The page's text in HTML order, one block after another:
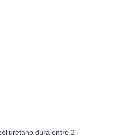
dura entre 2